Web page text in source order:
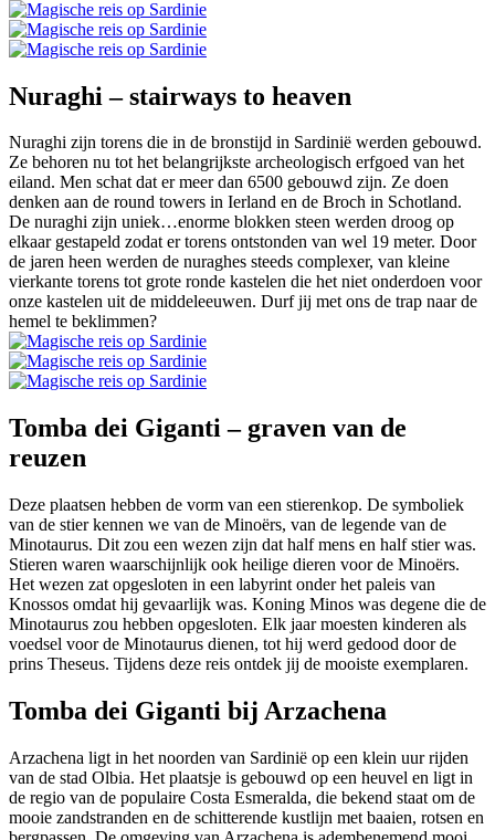
Nuraghi – stairways to heaven
Nuraghi zijn torens die in de bronstijd in Sardinië werden gebouwd.
Ze behoren nu tot het belangrijkste archeologisch erfgoed van het
eiland. Men schat dat er meer dan 6500 gebouwd zijn. Ze doen
denken aan de round towers in Ierland en de Broch in Schotland.
De nuraghi zijn uniek…enorme blokken steen werden droog op
elkaar gestapeld zodat er torens ontstonden van wel 19 meter. Door
de jaren heen werden de nuraghes steeds complexer, van kleine
vierkante torens tot grote ronde kastelen die het niet onderdoen voor
onze kastelen uit de middeleeuwen. Durf jij met ons de trap naar de
hemel te beklimmen?
Tomba dei Giganti – graven van de
reuzen
Deze plaatsen hebben de vorm van een stierenkop. De symboliek
van de stier kennen we van de Minoërs, van de legende van de
Minotaurus. Dit zou een wezen zijn dat half mens en half stier was.
Stieren waren waarschijnlijk ook heilige dieren voor de Minoërs.
Het wezen zat opgesloten in een labyrint onder het paleis van
Knossos omdat hij gevaarlijk was. Koning Minos was degene die de
Minotaurus zou hebben opgesloten. Elk jaar moesten kinderen als
voedsel voor de Minotaurus dienen, tot hij werd gedood door de
prins Theseus. Tijdens deze reis ontdek jij de mooiste exemplaren.
Tomba dei Giganti bij Arzachena
Arzachena ligt in het noorden van Sardinië op een klein uur rijden
van de stad Olbia. Het plaatsje is gebouwd op een heuvel en ligt in
de regio van de populaire Costa Esmeralda, die bekend staat om de
mooie zandstranden en de schitterende kustlijn met baaien, rotsen en